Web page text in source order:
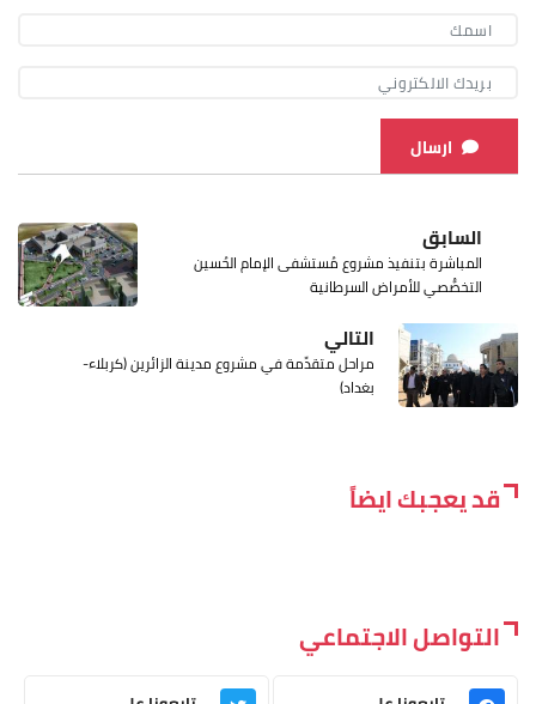
ارسال
السابق
المباشرة بتنفيذ مشروع مُستشفى الإمام الحُسين
التخصُّصي للأمراض السرطانية
التالي
مراحل متقدِّمة في مشروع مدينة الزائرين (كربلاء-
بغداد)
قد يعجبك ايضاً
التواصل الاجتماعي